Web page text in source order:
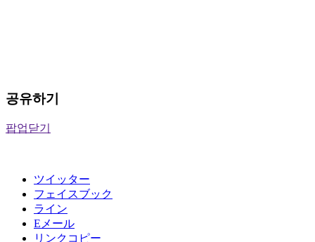
공유하기
팝업닫기
ツイッター
フェイスブック
ライン
Eメール
リンクコピー